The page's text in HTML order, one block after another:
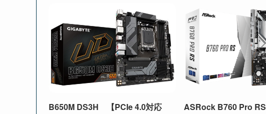
B650M DS3H 【PCIe 4.0対応 ASRock B760 Pro RS